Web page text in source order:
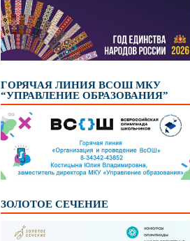
ГОРЯЧАЯ ЛИНИЯ ВСОШ МКУ
“УПРАВЛЕНИЕ ОБРАЗОВАНИЯ”
ЗОЛОТОЕ СЕЧЕНИЕ